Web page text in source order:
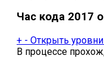
Час кода 2017
+ - Открыть уровни
В процессе